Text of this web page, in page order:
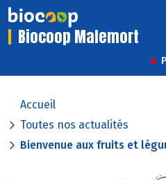
Biocoop Malemort
Accueil
Toutes nos actualités
Bienvenue aux fruits et